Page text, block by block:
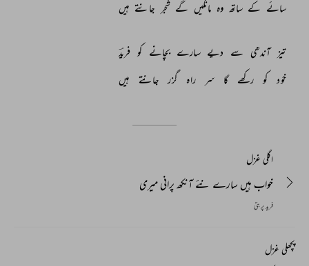
سائے کے ساتھ وہ مانگیں گے شجر جانتے ہیں
تیز آندھی سے دیے سارے بچانے کو فریدؔ
خود
کو رکھے گا سر راہ گزر جانتے ہیں
اگلی غزل
خواب ہیں سارے نئے آنکھ پرانی میری
فرید پربتی
پچھلی غزل